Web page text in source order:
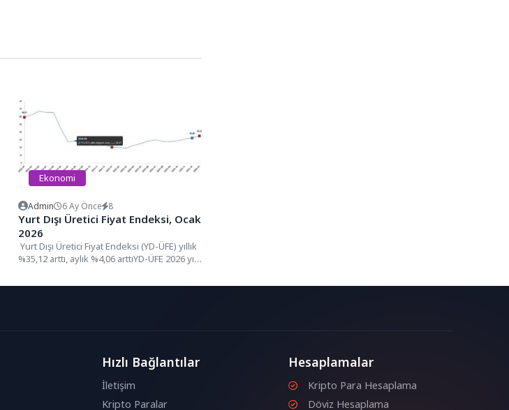
Ekonomi
Admin 6 Ay Önce 8
Yurt Dışı Üretici Fiyat Endeksi, Ocak
2026
Yurt Dışı Üretici Fiyat Endeksi (YD-ÜFE) yıllık
%35,12 arttı, aylık %4,06 arttıYD-ÜFE 2026 yılı
Hızlı Bağlantılar
İletişim
Kripto Paralar
Hesaplamalar
Kripto Para Hesaplama
Döviz Hesaplama